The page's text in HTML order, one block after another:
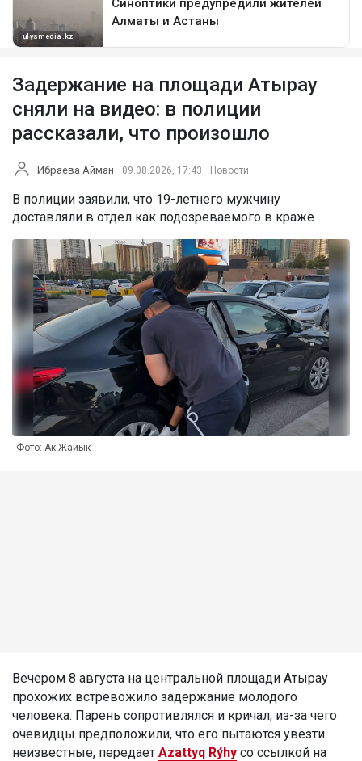
Задержание на площади Атырау
сняли на видео: в полиции
рассказали, что произошло
Ибраева Айман 09.08.2026, 17:43 Новости
В полиции заявили, что 19-летнего мужчину
доставляли в отдел как подозреваемого в краже
Фото: Ак Жайык
Вечером 8 августа на центральной площади Атырау
прохожих встревожило задержание молодого
человека. Парень сопротивлялся и кричал, из-за чего
очевидцы предположили, что его пытаются увезти
неизвестные, передает Azattyq Rýhy со ссылкой на